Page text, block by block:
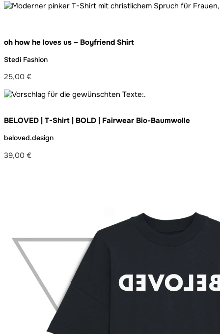
oh how he loves us – Boyfriend Shirt
Stedi Fashion
25,00 €
BELOVED | T-Shirt | BOLD | Fairwear Bio-Baumwolle
beloved.design
39,00 €